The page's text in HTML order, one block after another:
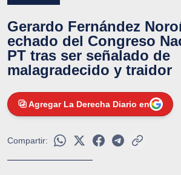
Gerardo Fernández
echado del Congreso
PT tras ser señalado de
malagradecido y traidor
Agregar La Derecha Diario en
Compartir: